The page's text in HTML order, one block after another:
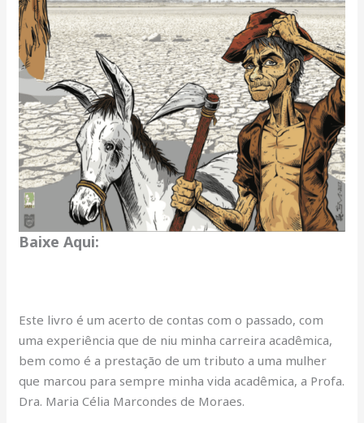
Baixe Aqui:
Este livro é um acerto de contas com o passado, com
uma experiência que de niu minha carreira acadêmica,
bem como é a prestação de um tributo a uma mulher
que marcou para sempre minha vida acadêmica, a Profa.
Dra. Maria Célia Marcondes de Moraes.